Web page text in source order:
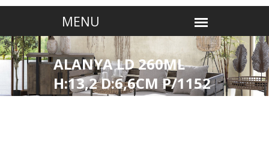
ALANYA LD 260ML
H:13,2 D:6,6CM P/1152
SB6.OB48 (smA)